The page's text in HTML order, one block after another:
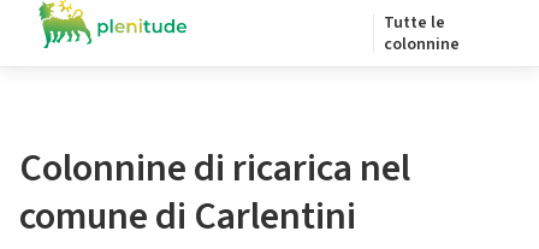
Tutte le
colonnine
Colonnine di ricarica nel
comune di Carlentini